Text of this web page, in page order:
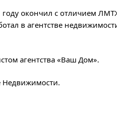
окончил с отличием
в агентстве
агентства «Ваш Дом».
Недвижимости.